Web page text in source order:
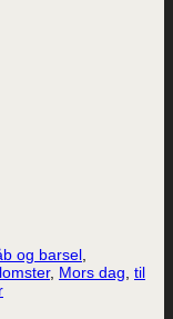
og barsel
, Mors dag til